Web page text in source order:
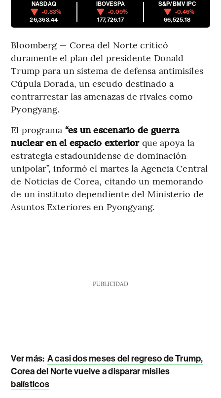
NASDAQ
-0.83%
26,363.44
IBOVESPA
-0.09%
177,726.17
S&P/BMV IPC
-0.46%
66,525.18
Bloomberg — Corea del Norte criticó
duramente el plan del presidente Donald
Trump para un sistema de defensa antimisiles
Cúpula Dorada, un escudo destinado a
contrarrestar las amenazas de rivales como
Pyongyang.
El programa “es un escenario de guerra
nuclear en el espacio exteriorque apoya la
estrategia estadounidense de dominación
unipolar”, informó el martes la Agencia Central
de Noticias de Corea, citando un memorando
de un instituto dependiente del Ministerio de
Asuntos Exteriores en Pyongyang.
PUBLICIDAD
Ver más: A casi dos meses del regreso de Trump,
Corea del Norte vuelve a disparar misiles
balísticos